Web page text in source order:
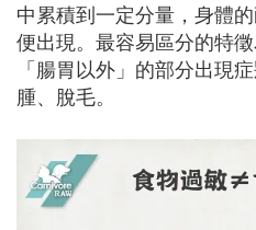
中累積到一定分量，身體
便出現。最容易區分的特
「腸胃以外」的部分出現
腫、脫毛。